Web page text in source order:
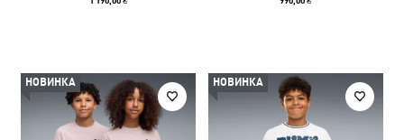
НОВИНКА НОВИНКА